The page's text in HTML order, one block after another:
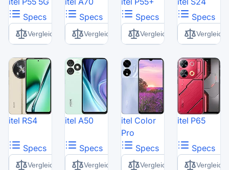
Specs
Vergleich
Specs
Vergleich
Specs
Vergleich
Specs
Vergleich
itel RS4
Specs
Vergleich
itel A50
Specs
Vergleich
itel Color
Pro
Specs
Vergleich
itel P65
Specs
Vergleich